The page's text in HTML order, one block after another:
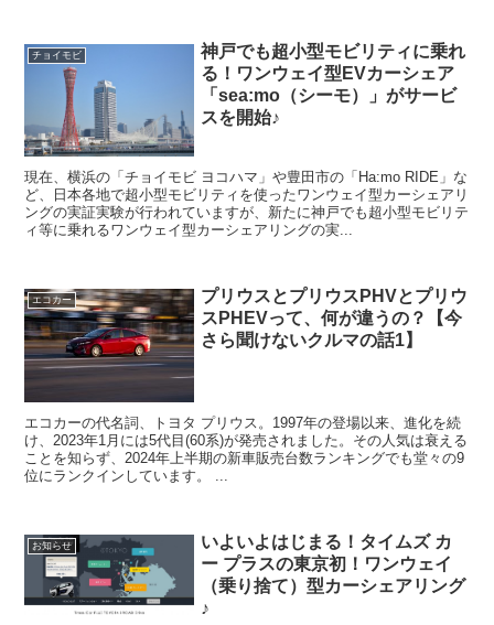
チョイモビ
神戸でも超小型モビリティに乗れ
る！ワンウェイ型EVカーシェア
「sea:mo（シーモ）」がサービ
スを開始♪
現在、横浜の「チョイモビ ヨコハマ」や豊田市の「Ha:mo RIDE」な
ど、日本各地で超小型モビリティを使ったワンウェイ型カーシェアリ
ングの実証実験が行われていますが、新たに神戸でも超小型モビリテ
ィ等に乗れるワンウェイ型カーシェアリングの実...
エコカー
プリウスとプリウスPHVとプリウ
スPHEVって、何が違うの？【今
さら聞けないクルマの話1】
エコカーの代名詞、トヨタ プリウス。1997年の登場以来、進化を続
け、2023年1月には5代目(60系)が発売されました。その人気は衰える
ことを知らず、2024年上半期の新車販売台数ランキングでも堂々の9
位にランクインしています。 ...
お知らせ
いよいよはじまる！タイムズ カ
ー プラスの東京初！ワンウェイ
（乗り捨て）型カーシェアリング
♪